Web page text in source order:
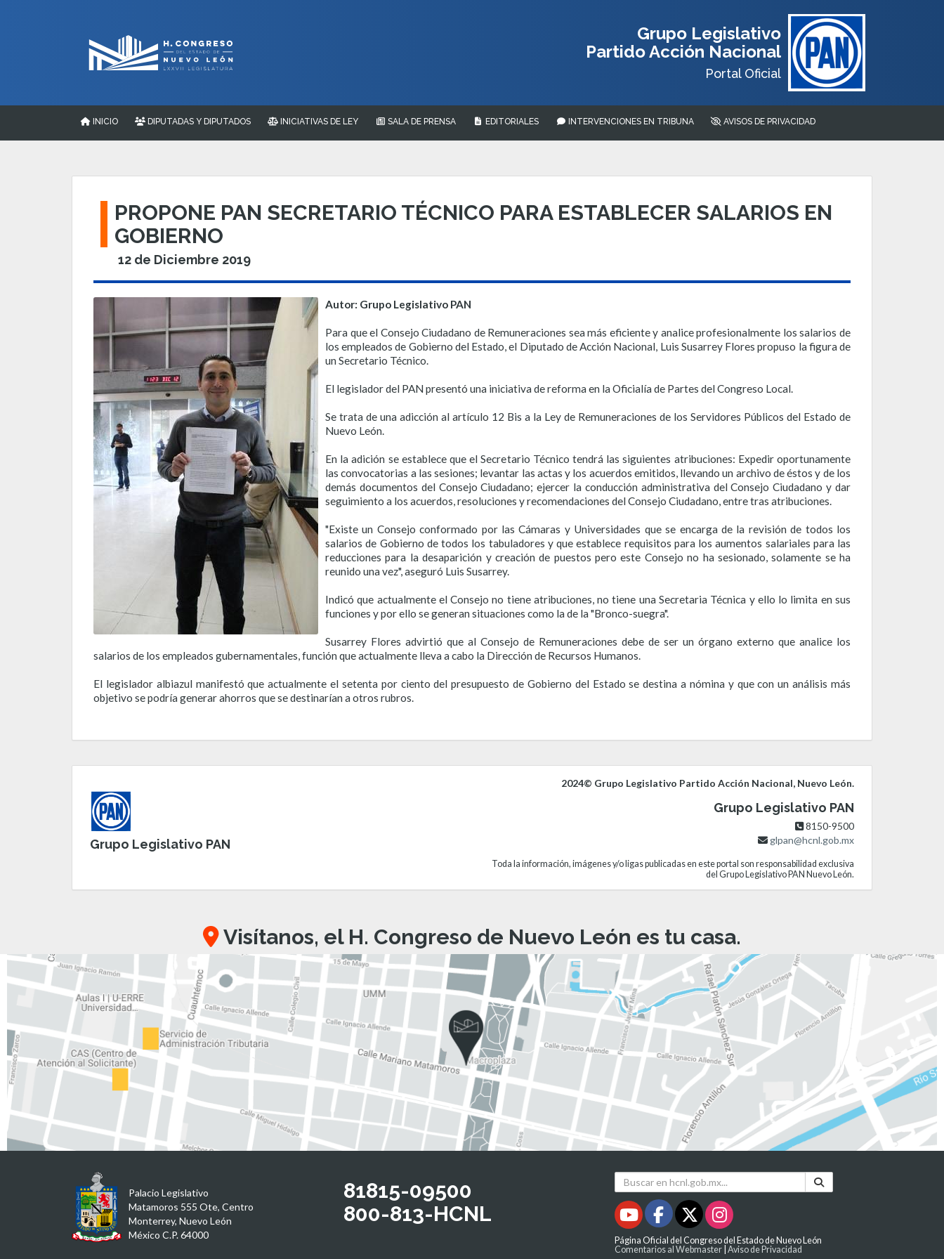
Grupo Legislativo
Partido Acción Nacional
Portal Oficial
INICIO DIPUTADAS Y DIPUTADOS INICIATIVAS DE LEY SALA DE PRENSA EDITORIALES INTERVENCIONES EN TRIBUNA AVISOS DE PRIVACIDAD
PROPONE PAN SECRETARIO TÉCNICO PARA ESTABLECER SALARIOS EN
GOBIERNO
12 de Diciembre 2019
Autor: Grupo Legislativo PAN
Para que el Consejo Ciudadano de Remuneraciones sea más eficiente y analice profesionalmente los salarios de
los empleados de Gobierno del Estado, el Diputado de Acción Nacional, Luis Susarrey Flores propuso la figura de
un Secretario Técnico.
El legislador del PAN presentó una iniciativa de reforma en la Oficialía de Partes del Congreso Local.
Se trata de una adicción al artículo 12 Bis a la Ley de Remuneraciones de los Servidores Públicos del Estado de
Nuevo León.
En la adición se establece que el Secretario Técnico tendrá las siguientes atribuciones: Expedir oportunamente
las convocatorias a las sesiones; levantar las actas y los acuerdos emitidos, llevando un archivo de éstos y de los
demás documentos del Consejo Ciudadano; ejercer la conducción administrativa del Consejo Ciudadano y dar
seguimiento a los acuerdos, resoluciones y recomendaciones del Consejo Ciudadano, entre tras atribuciones.
"Existe un Consejo conformado por las Cámaras y Universidades que se encarga de la revisión de todos los
salarios de Gobierno de todos los tabuladores y que establece requisitos para los aumentos salariales para las
reducciones para la desaparición y creación de puestos pero este Consejo no ha sesionado, solamente se ha
reunido una vez", aseguró Luis Susarrey.
Indicó que actualmente el Consejo no tiene atribuciones, no tiene una Secretaria Técnica y ello lo limita en sus
funciones y por ello se generan situaciones como la de la "Bronco-suegra".
Susarrey Flores advirtió que al Consejo de Remuneraciones debe de ser un órgano externo que analice los
salarios de los empleados gubernamentales, función que actualmente lleva a cabo la Dirección de Recursos Humanos.
El legislador albiazul manifestó que actualmente el setenta por ciento del presupuesto de Gobierno del Estado se destina a nómina y que con un análisis más
objetivo se podría generar ahorros que se destinarían a otros rubros.
Grupo Legislativo PAN
2024© Grupo Legislativo Partido Acción Nacional, Nuevo León.
Grupo Legislativo PAN
8150-9500
glpan@hcnl.gob.mx
Toda la información, imágenes y/o ligas publicadas en este portal son responsabilidad exclusiva
del Grupo Legislativo PAN Nuevo León.
Visítanos, el H. Congreso de Nuevo León es tu casa.
Palacio Legislativo
Matamoros 555 Ote, Centro
Monterrey, Nuevo León
México C.P. 64000
81815-09500
800-813-HCNL
Página Oficial del Congreso del Estado de Nuevo León
Comentarios al Webmaster |Aviso de Privacidad